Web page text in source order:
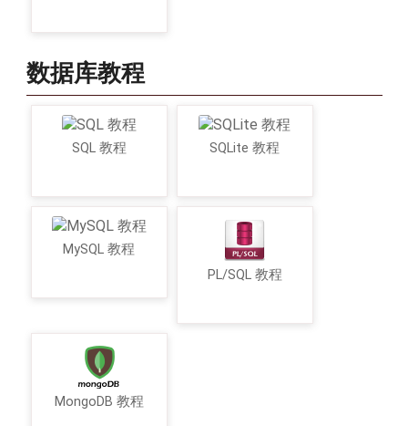
数据库教程
SQL 教程 SQLite 教程
MySQL 教程
PL/SQL 教程
MongoDB 教程